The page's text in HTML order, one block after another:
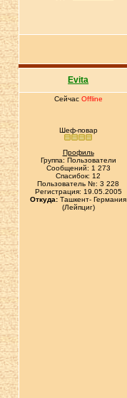
Evita
Сейчас Offline
Шеф-повар
Профиль
Группа: Пользователи
Сообщений: 1 273
Спасибок: 12
Пользователь №: 3 228
Регистрация: 19.05.2005
Откуда: Ташкент- Германия
(Лейпциг)